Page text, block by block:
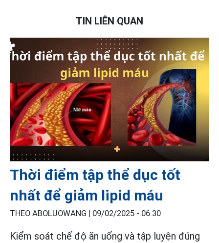
TIN LIÊN QUAN
Thời điểm tập thể dục tốt
nhất để giảm lipid máu
THEO ABOLUOWANG | 09/02/2025 - 06:30
Kiểm soát chế độ ăn uống và tập luyện đúng